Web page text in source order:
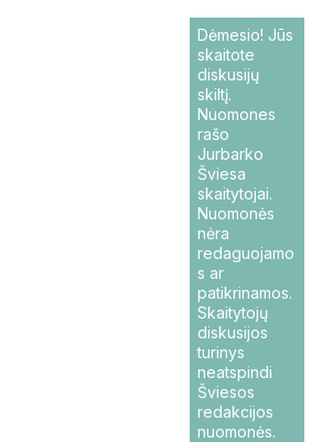
Dėmesio! Jūs
skaitote
diskusijų
skiltį.
Nuomones
rašo
Jurbarko
Šviesa
skaitytojai.
Nuomonės
nėra
redaguojamo
s ar
patikrinamos.
Skaitytojų
diskusijos
turinys
neatspindi
Šviesos
redakcijos
nuomonės.